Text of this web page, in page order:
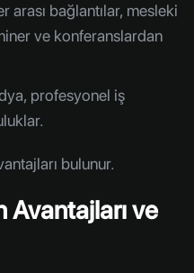
arası bağlantılar, mesleki
ve konferanslardan
profesyonel iş
bulunur.
Avantajları ve